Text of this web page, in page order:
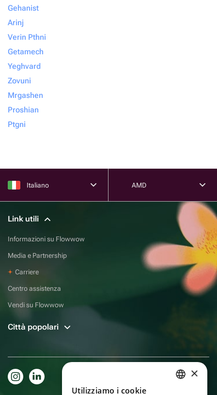
Gehanist
Arinj
Verin Pthni
Getamech
Yeghvard
Zovuni
Mrgashen
Proshian
Ptgni
Italiano AMD
Link utili
Informazioni su Flowwow
Media e Partnership
Carriere
Centro assistenza
Vendi su Flowwow
Città popolari
×
Utilizziamo i cookie